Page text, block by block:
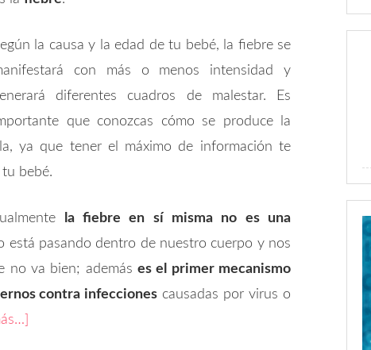
la causa y la edad de tu bebé, la fiebre se
con más o menos intensidad y
diferentes cuadros de malestar. Es
que conozcas cómo se produce la
ya que tener el máximo de información te
bebé.
la fiebre en sí misma no es una
está pasando dentro de nuestro cuerpo y nos
no va bien; además es el primer mecanismo
contra infecciones causadas por virus o